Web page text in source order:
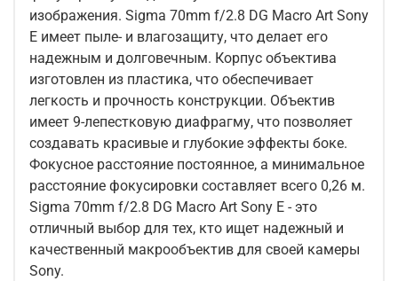
изображения. Sigma 70mm f/2.8 DG Macro Art Sony
E имеет пыле- и влагозащиту, что делает его
надежным и долговечным. Корпус объектива
изготовлен из пластика, что обеспечивает
легкость и прочность конструкции. Объектив
имеет 9-лепестковую диафрагму, что позволяет
создавать красивые и глубокие эффекты боке.
Фокусное расстояние постоянное, а минимальное
расстояние фокусировки составляет всего 0,26 м.
Sigma 70mm f/2.8 DG Macro Art Sony E - это
отличный выбор для тех, кто ищет надежный и
качественный макрообъектив для своей камеры
Sony.